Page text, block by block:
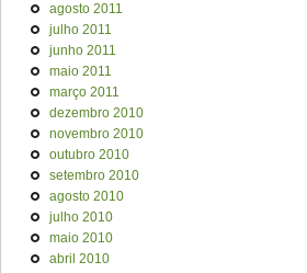
agosto 2011
julho 2011
junho 2011
maio 2011
março 2011
dezembro 2010
novembro 2010
outubro 2010
setembro 2010
agosto 2010
julho 2010
maio 2010
abril 2010